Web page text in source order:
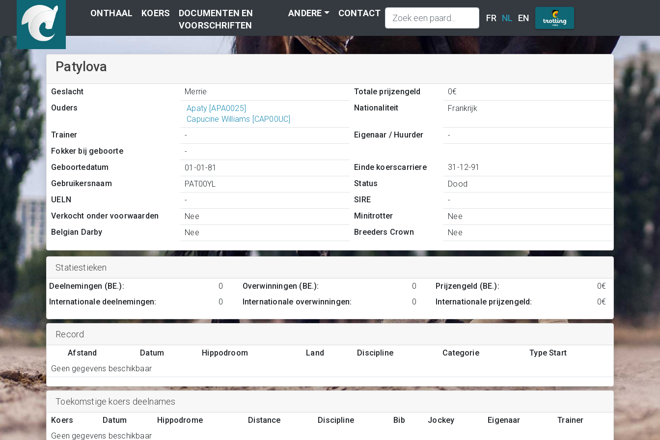
ONTHAAL KOERS
DOCUMENTEN EN
VOORSCHRIFTEN
ANDERE CONTACT FR NL EN
Patylova
Geslacht Merrie Totale prijzengeld
0€
Ouders
Apaty [APA0025]
Capucine Williams [CAP00UC]
Nationaliteit Frankrijk
Trainer - Eigenaar / Huurder
-
Fokker bij geboorte
-
Geboortedatum
01-01-81 Einde koerscarriere
31-12-91
Gebruikersnaam
PAT00YL Status
Dood
UELN
- SIRE
-
Verkocht onder voorwaarden
Nee Minitrotter
Nee
Belgian Darby
Nee Breeders Crown Nee
Statiestieken
Deelnemingen (BE.):
0
Internationale deelnemingen: 0
Overwinningen (BE.):
0
Internationale overwinningen: 0
Prijzengeld (BE.):
0€
Internationale prijzengeld: 0€
Record
Afstand Datum Hippodroom Land Discipline Categorie
Type Start
Geen gegevens beschikbaar
Toekomstige koers deelnames
Koers Datum Hippodrome Distance Discipline Bib Jockey Eigenaar
Trainer
Geen gegevens beschikbaar